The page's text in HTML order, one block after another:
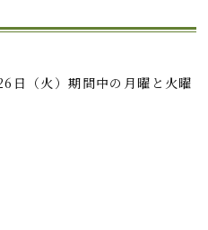
日（火）期間中の月曜と火曜